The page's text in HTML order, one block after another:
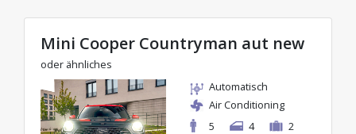
Mini Cooper Countryman aut new
oder ähnliches
Automatisch
Air Conditioning
5
4 2